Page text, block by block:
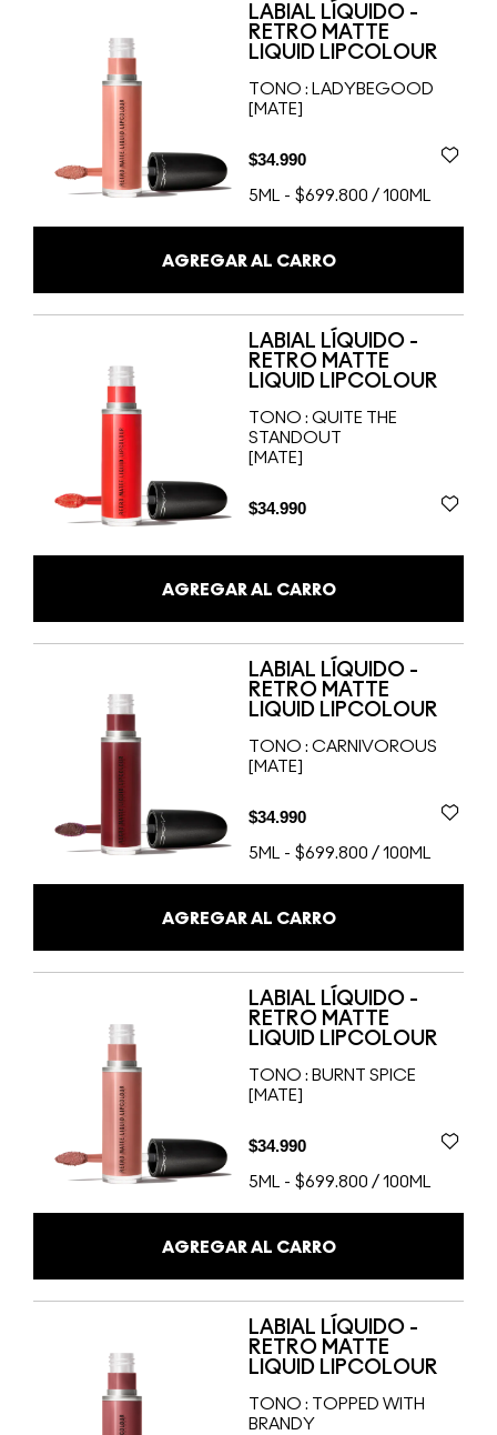
LABIAL LÍQUIDO -
RETRO MATTE
LIQUID LIPCOLOUR
TONO : LADYBEGOOD
[MATE]
$34.990
5ML - $699.800 / 100ML
AGREGAR AL CARRO
LABIAL LÍQUIDO -
RETRO MATTE
LIQUID LIPCOLOUR
TONO : QUITE THE
STANDOUT
[MATE]
$34.990
AGREGAR AL CARRO
LABIAL LÍQUIDO -
RETRO MATTE
LIQUID LIPCOLOUR
TONO : CARNIVOROUS
[MATE]
$34.990
5ML - $699.800 / 100ML
AGREGAR AL CARRO
LABIAL LÍQUIDO -
RETRO MATTE
LIQUID LIPCOLOUR
TONO : BURNT SPICE
[MATE]
$34.990
5ML - $699.800 / 100ML
AGREGAR AL CARRO
LABIAL LÍQUIDO -
RETRO MATTE
LIQUID LIPCOLOUR
TONO :
TOPPED WITH
BRANDY